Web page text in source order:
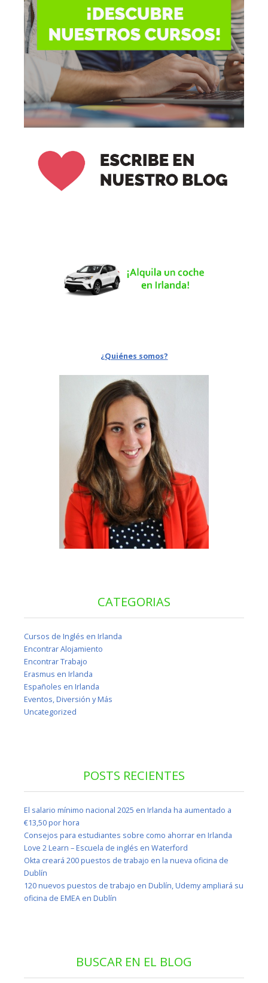
¿Quiénes somos?
CATEGORIAS
Cursos de Inglés en Irlanda
Encontrar Alojamiento
Encontrar Trabajo
Erasmus en Irlanda
Españoles en Irlanda
Eventos, Diversión y Más
Uncategorized
POSTS RECIENTES
El salario mínimo nacional 2025 en Irlanda ha aumentado a
€13,50 por hora
Consejos para estudiantes sobre como ahorrar en Irlanda
Love 2 Learn – Escuela de inglés en Waterford
Okta creará 200 puestos de trabajo en la nueva oficina de
Dublín
120 nuevos puestos de trabajo en Dublín, Udemy ampliará su
oficina de EMEA en Dublín
BUSCAR EN EL BLOG